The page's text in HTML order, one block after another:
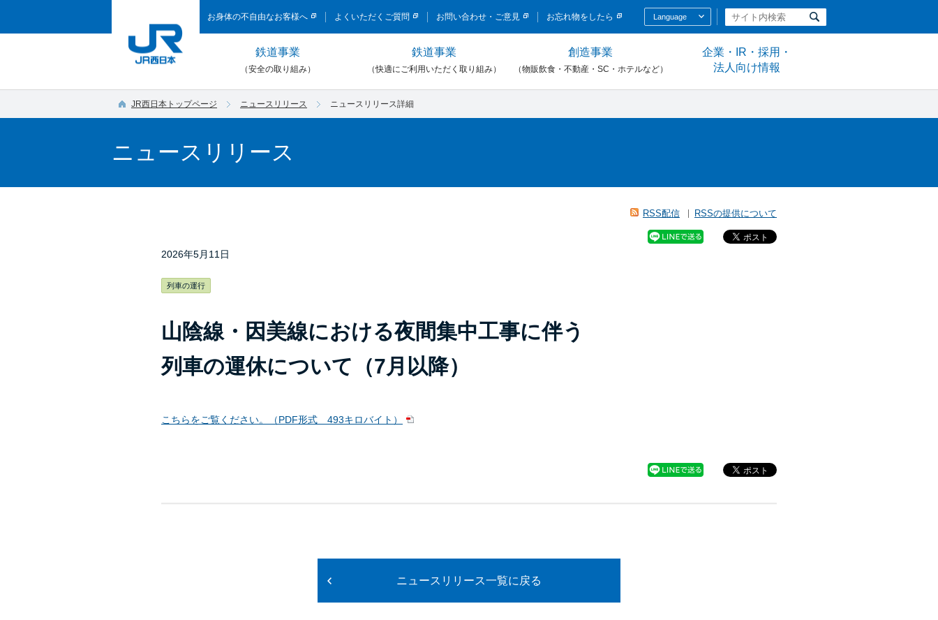
お身体の不自由なお客様へ よくいただくご質問 お問い合わせ・ご意見 お忘れ物をしたら Language
鉄道事業
（安全の取り組み）
鉄道事業
（快適にご利用いただく取り組み）
創造事業
（物販飲食・不動産・SC・ホテルなど）
企業・IR・採用・
法人向け情報
JR西日本トップページ ニュースリリース ニュースリリース詳細
ニュースリリース
RSS配信 RSSの提供について
2026年5月11日
列車の運行
山陰線・因美線における夜間集中工事に伴う
列車の運休について（7月以降）
こちらをご覧ください。（PDF形式 493キロバイト）
ニュースリリース一覧に戻る